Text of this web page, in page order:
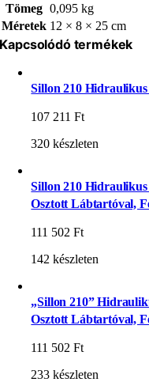
Tömeg 0,095 kg
Méretek 12 × 8 × 25 cm
Kapcsolódó termékek
Sillon 210 Hidraulikus
107 211Ft
320 készleten
Sillon 210
Osztott Lábtartóval,
111 502Ft
142 készleten
„Sillon 210”
Osztott Lábtartóval,
111 502Ft
233 készleten